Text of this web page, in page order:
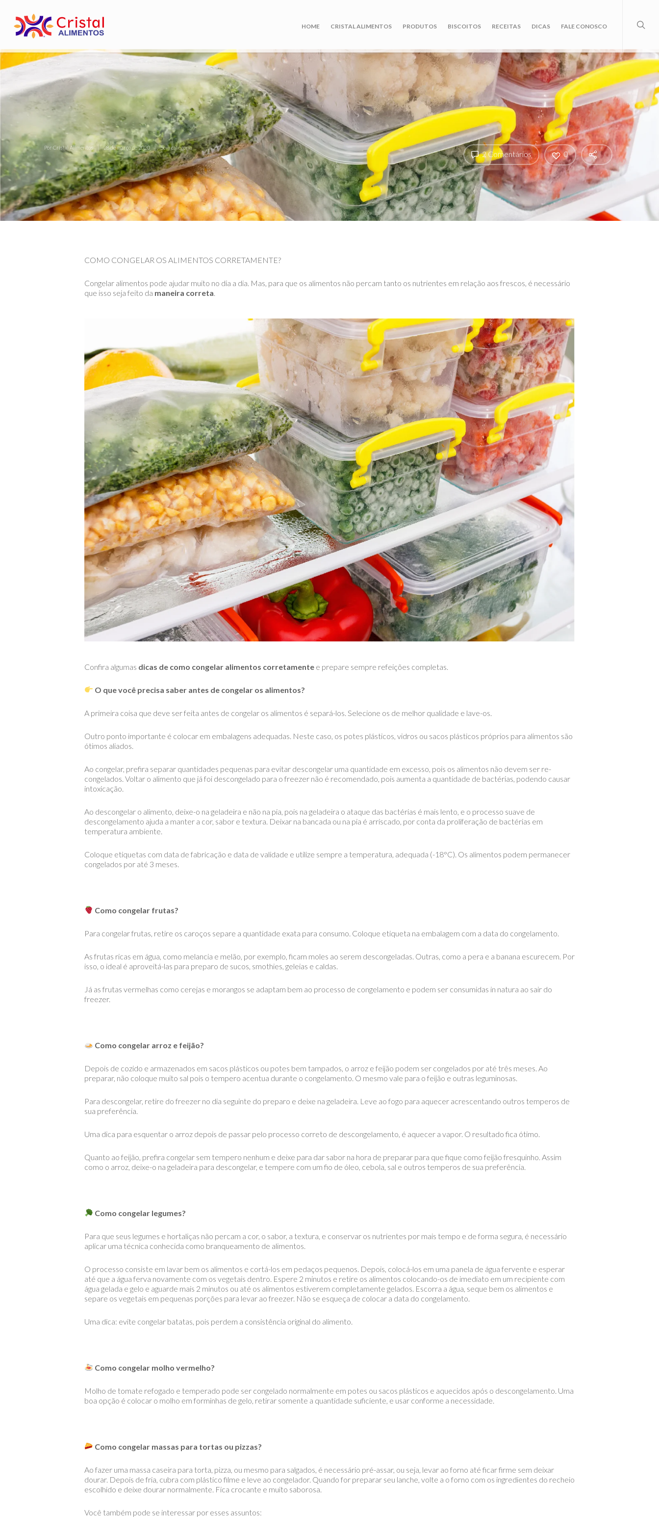
HOME CRISTAL ALIMENTOS PRODUTOS BISCOITOS RECEITAS DICAS FALE CONOSCO
PorCristal Alimentos 28 de março de 2020 Sem categoria
2 Comentários 0
COMO CONGELAR OS ALIMENTOS CORRETAMENTE?
Congelar alimentos pode ajudar muito no dia a dia. Mas, para que os alimentos não percam tanto os nutrientes em relação aos frescos, é necessário
que isso seja feito da maneira correta.
Confira algumas dicas de como congelar alimentos corretamente e prepare sempre refeições completas.
O que você precisa saber antes de congelar os alimentos?
A primeira coisa que deve ser feita antes de congelar os alimentos é separá-los. Selecione os de melhor qualidade e lave-os.
Outro ponto importante é colocar em embalagens adequadas. Neste caso, os potes plásticos, vidros ou sacos plásticos próprios para alimentos são
ótimos aliados.
Ao congelar, prefira separar quantidades pequenas para evitar descongelar uma quantidade em excesso, pois os alimentos não devem ser re-
congelados. Voltar o alimento que já foi descongelado para o freezer não é recomendado, pois aumenta a quantidade de bactérias, podendo causar
intoxicação.
Ao descongelar o alimento, deixe-o na geladeira e não na pia, pois na geladeira o ataque das bactérias é mais lento, e o processo suave de
descongelamento ajuda a manter a cor, sabor e textura. Deixar na bancada ou na pia é arriscado, por conta da proliferação de bactérias em
temperatura ambiente.
Coloque etiquetas com data de fabricação e data de validade e utilize sempre a temperatura, adequada (-18°C). Os alimentos podem permanecer
congelados por até 3 meses.
Como congelar frutas?
Para congelar frutas, retire os caroços separe a quantidade exata para consumo. Coloque etiqueta na embalagem com a data do congelamento.
As frutas ricas em água, como melancia e melão, por exemplo, ficam moles ao serem descongeladas. Outras, como a pera e a banana escurecem. Por
isso, o ideal é aproveitá-las para preparo de sucos, smothies, geleias e caldas.
Já as frutas vermelhas como cerejas e morangos se adaptam bem ao processo de congelamento e podem ser consumidas in natura ao sair do
freezer.
Como congelar arroz e feijão?
Depois de cozido e armazenados em sacos plásticos ou potes bem tampados, o arroz e feijão podem ser congelados por até três meses. Ao
preparar, não coloque muito sal pois o tempero acentua durante o congelamento. O mesmo vale para o feijão e outras leguminosas.
Para descongelar, retire do freezer no dia seguinte do preparo e deixe na geladeira. Leve ao fogo para aquecer acrescentando outros temperos de
sua preferência.
Uma dica para esquentar o arroz depois de passar pelo processo correto de descongelamento, é aquecer a vapor. O resultado fica ótimo.
Quanto ao feijão, prefira congelar sem tempero nenhum e deixe para dar sabor na hora de preparar para que fique como feijão fresquinho. Assim
como o arroz, deixe-o na geladeira para descongelar, e tempere com um fio de óleo, cebola, sal e outros temperos de sua preferência.
Como congelar legumes?
Para que seus legumes e hortaliças não percam a cor, o sabor, a textura, e conservar os nutrientes por mais tempo e de forma segura, é necessário
aplicar uma técnica conhecida como branqueamento de alimentos.
O processo consiste em lavar bem os alimentos e cortá-los em pedaços pequenos. Depois, colocá-los em uma panela de água fervente e esperar
até que a água ferva novamente com os vegetais dentro. Espere 2 minutos e retire os alimentos colocando-os de imediato em um recipiente com
água gelada e gelo e aguarde mais 2 minutos ou até os alimentos estiverem completamente gelados. Escorra a água, seque bem os alimentos e
separe os vegetais em pequenas porções para levar ao freezer. Não se esqueça de colocar a data do congelamento.
Uma dica: evite congelar batatas, pois perdem a consistência original do alimento.
Como congelar molho vermelho?
Molho de tomate refogado e temperado pode ser congelado normalmente em potes ou sacos plásticos e aquecidos após o descongelamento. Uma
boa opção é colocar o molho em forminhas de gelo, retirar somente a quantidade suficiente, e usar conforme a necessidade.
Como congelar massas para tortas ou pizzas?
Ao fazer uma massa caseira para torta, pizza, ou mesmo para salgados, é necessário pré-assar, ou seja, levar ao forno até ficar firme sem deixar
dourar. Depois de fria, cubra com plástico filme e leve ao congelador. Quando for preparar seu lanche, volte a o forno com os ingredientes do recheio
escolhido e deixe dourar normalmente. Fica crocante e muito saborosa.
Você também pode se interessar por esses assuntos: